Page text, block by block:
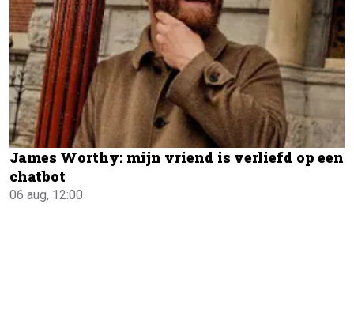
James Worthy: mijn vriend is verliefd op een
chatbot
06 aug, 12:00